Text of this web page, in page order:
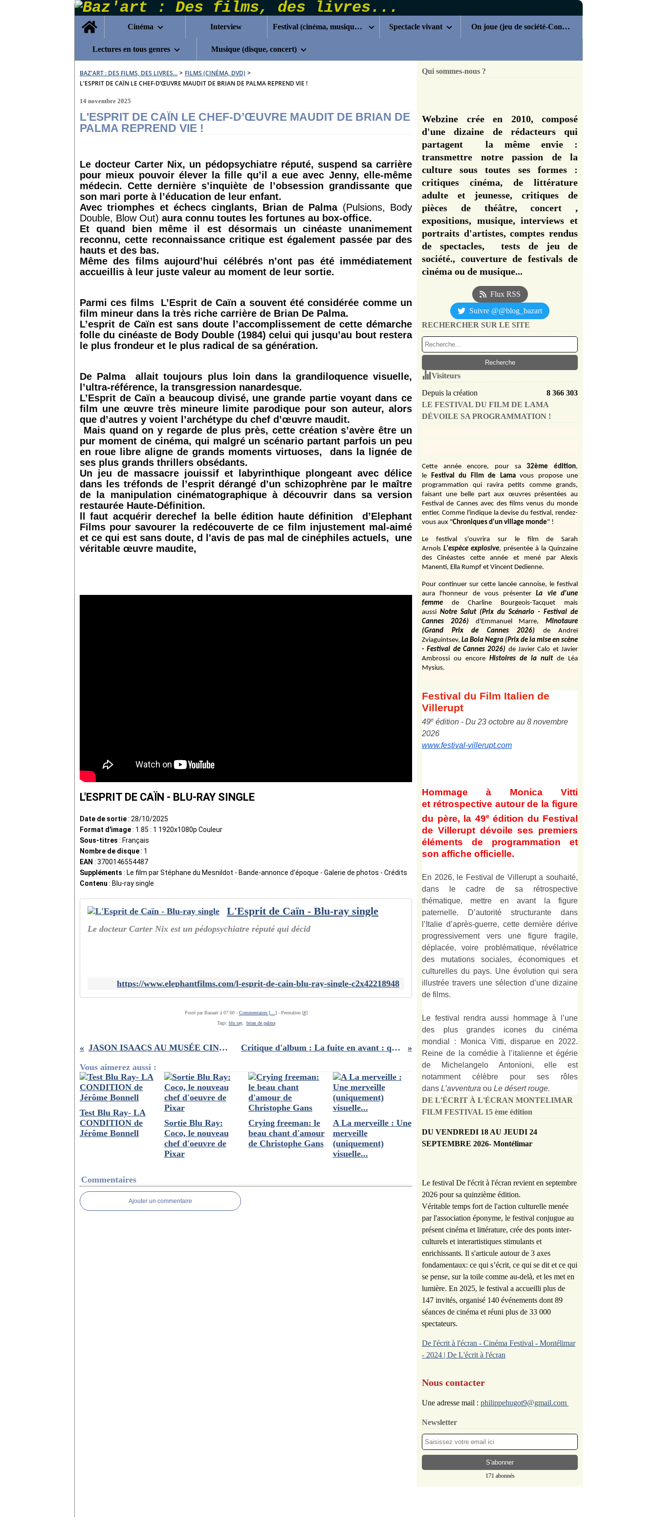
Home
Cinéma
Interview Festival (cinéma, musique...) Spectacle vivant On joue (jeu de société-Concours)
Lectures en tous genres Musique (disque, concert)
BAZ'ART : DES FILMS, DES LIVRES... > FILMS (CINÉMA, DVD) >
L'ESPRIT DE CAÏN LE CHEF-D’ŒUVRE MAUDIT DE BRIAN DE PALMA REPREND VIE !
14 novembre 2025
L'ESPRIT DE CAÏN LE CHEF-D’ŒUVRE MAUDIT DE BRIAN DE
PALMA REPREND VIE !
Le docteur Carter Nix, un pédopsychiatre réputé, suspend sa carrière
pour mieux pouvoir élever la fille qu’il a eue avec Jenny, elle-même
médecin. Cette dernière s’inquiète de l’obsession grandissante que
son mari porte à l’éducation de leur enfant.
Avec triomphes et échecs cinglants, Brian de Palma (Pulsions, Body
Double, Blow Out) aura connu toutes les fortunes au box-office.
Et quand bien même il est désormais un cinéaste unanimement
reconnu, cette reconnaissance critique est également passée par des
hauts et des bas.
Même des films aujourd’hui célébrés n’ont pas été immédiatement
accueillis à leur juste valeur au moment de leur sortie.
Parmi ces films L’Esprit de Caïn a souvent été considérée comme un
film mineur dans la très riche carrière de Brian De Palma.
L’esprit de Caïn est sans doute l’accomplissement de cette démarche
folle du cinéaste de Body Double (1984) celui qui jusqu’au bout restera
le plus frondeur et le plus radical de sa génération.
De Palma allait toujours plus loin dans la grandiloquence visuelle,
l’ultra-référence, la transgression nanardesque.
L’Esprit de Caïn a beaucoup divisé, une grande partie voyant dans ce
film une œuvre très mineure limite parodique pour son auteur, alors
que d’autres y voient l’archétype du chef d’œuvre maudit.
Mais quand on y regarde de plus près, cette création s’avère être un
pur moment de cinéma, qui malgré un scénario partant parfois un peu
en roue libre aligne de grands moments virtuoses,
dans la lignée de
ses plus grands thrillers obsédants.
Un jeu de massacre jouissif et labyrinthique plongeant avec délice
dans les tréfonds de l’esprit dérangé d’un schizophrène par le maître
de la manipulation cinématographique à découvrir dans sa version
restaurée Haute-Définition.
ll faut acquérir derechef la belle édition haute définition d’Elephant
Films pour savourer la redécouverte de ce film injustement mal-aimé
et ce qui est sans doute, d l'avis de pas mal de cinéphiles actuels, une
véritable œuvre maudite,
L'ESPRIT DE CAÏN - BLU-RAY SINGLE
Date de sortie: 28/10/2025
Format d'image: 1.85 : 1 1920x1080p Couleur
Sous-titres : Français
Nombre de disque: 1
EAN : 3700146554487
Suppléments : Le film par Stéphane du Mesnildot - Bande-annonce d'époque - Galerie de photos - Crédits
Contenu : Blu-ray single
L'Esprit de Caïn - Blu-ray single
Le docteur Carter Nix est un pédopsychiatre réputé qui décid
https://www.elephantfilms.com/l-esprit-de-cain-blu-ray-single-c2x42218948
Posté par Bazaart à 07:00 - Commentaires [… ]- Permalien [#]
Tags: blu ray, brian de palma
JASON ISAACS AU MUSÉE CINÉMA & MINIATURE DE LYON
Critique d'album : La fuite en avant : que vaut le nouvel album d’Orelsan ?
Vous aimerez aussi :
Test Blu Ray- LA
CONDITION de
Jérôme Bonnell
Sortie Blu Ray:
Coco, le nouveau
chef d'oeuvre de
Pixar
Crying freeman: le
beau chant d'amour
de Christophe Gans
A La merveille : Une
merveille
(uniquement)
visuelle...
Commentaires
Ajouter un commentaire
Qui sommes-nous ?
Webzine crée en 2010, composé
d'une dizaine de rédacteurs qui
partagent la même envie :
transmettre notre passion de la
culture sous toutes ses formes :
critiques cinéma, de littérature
adulte et jeunesse, critiques de
pièces de théâtre, concert ,
expositions, musique, interviews et
portraits d'artistes, comptes rendus
de spectacles, tests de jeu de
société., couverture de festivals de
cinéma ou de musique...
Flux RSS
Suivre @@blog_bazart
RECHERCHER SUR LE SITE
Visiteurs
Depuis la création
8 366 303
LE FESTIVAL DU FILM DE LAMA
DÉVOILE SA PROGRAMMATION !
Cette année encore, pour sa 32ème édition,
le Festival du Film de Lama vous propose une
programmation qui ravira petits comme grands,
faisant une belle part aux œuvres présentées au
Festival de Cannes avec des films venus du monde
entier. Comme l'indique la devise du festival, rendez-
vous aux "Chroniques d'un village monde" !
Le festival s'ouvrira sur le film de Sarah
Arnols L'espèce explosive, présentée à la Quinzaine
des Cinéastes cette année et mené par Alexis
Manenti, Ella Rumpf et Vincent Dedienne.
Pour continuer sur cette lancée cannoise, le festival
aura l'honneur de vous présenter
La vie d'une
femme
de Charline Bourgeois-Tacquet
mais
aussi Notre Salut (Prix du Scénario - Festival de
Cannes 2026)
d'Emmanuel Marre,
Minotaure
(Grand Prix de Cannes 2026)
de Andreï
Zviaguintsev, La Bola Negra (Prix de la mise en scène
- Festival de Cannes 2026) de Javier Calo et Javier
Ambrossi ou encore Histoires de la nuit de Léa
Mysius.
Festival du Film Italien de
Villerupt
49e édition - Du 23 octobre au 8 novembre
2026
www.festival-villerupt.com
Hommage à Monica Vitti
et rétrospective autour de la figure
du père, la 49e édition du Festival
de Villerupt dévoile ses premiers
éléments de programmation et
son affiche officielle.
En 2026, le Festival de Villerupt a souhaité,
dans le cadre de sa rétrospective
thématique, mettre en avant la figure
paternelle. D’autorité structurante dans
l’Italie d’après-guerre, cette dernière dérive
progressivement vers une figure fragile,
déplacée, voire problématique, révélatrice
des mutations sociales, économiques et
culturelles du pays. Une évolution qui sera
illustrée travers une sélection d’une dizaine
de films.
Le festival rendra aussi hommage à l’une
des plus grandes icones du cinéma
mondial : Monica Vitti, disparue en 2022.
Reine de la comédie à l’italienne et égérie
de Michelangelo Antonioni, elle est
notamment célèbre pour ses rôles
dans L’avventura ou Le désert rouge.
DE L'ÉCRIT À L'ÉCRAN MONTELIMAR
FILM FESTIVAL 15 ème édition
DU VENDREDI 18 AU JEUDI 24
SEPTEMBRE 2026- Montélimar
Le festival De l'écrit à l'écran revient en septembre
2026 pour sa quinzième édition.
Véritable temps fort de l'action culturelle menée
par l'association éponyme, le festival conjugue au
présent cinéma et littérature, crée des ponts inter-
culturels et interartistiques stimulants et
enrichissants. Il s'articule autour de 3 axes
fondamentaux: ce qui s’écrit, ce qui se dit et ce qui
se pense, sur la toile comme au-delà, et les met en
lumière. En 2025, le festival a accueilli plus de
147 invités, organisé 140 événements dont 89
séances de cinéma et réuni plus de 33 000
spectateurs.
De l'écrit à l'écran - Cinéma Festival - Montélimar
- 2024 | De L'écrit à l'écran
Nous contacter
Une adresse mail : philippehugot9@gmail.com
Newsletter
171 abonnés